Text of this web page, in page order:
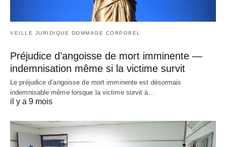
VEILLE JURIDIQUE DOMMAGE CORPOREL
Préjudice d’angoisse de mort imminente —
indemnisation même si la victime survit
Le préjudice d’angoisse de mort imminente est désormais
indemnisable même lorsque la victime survit à…
il y a 9 mois